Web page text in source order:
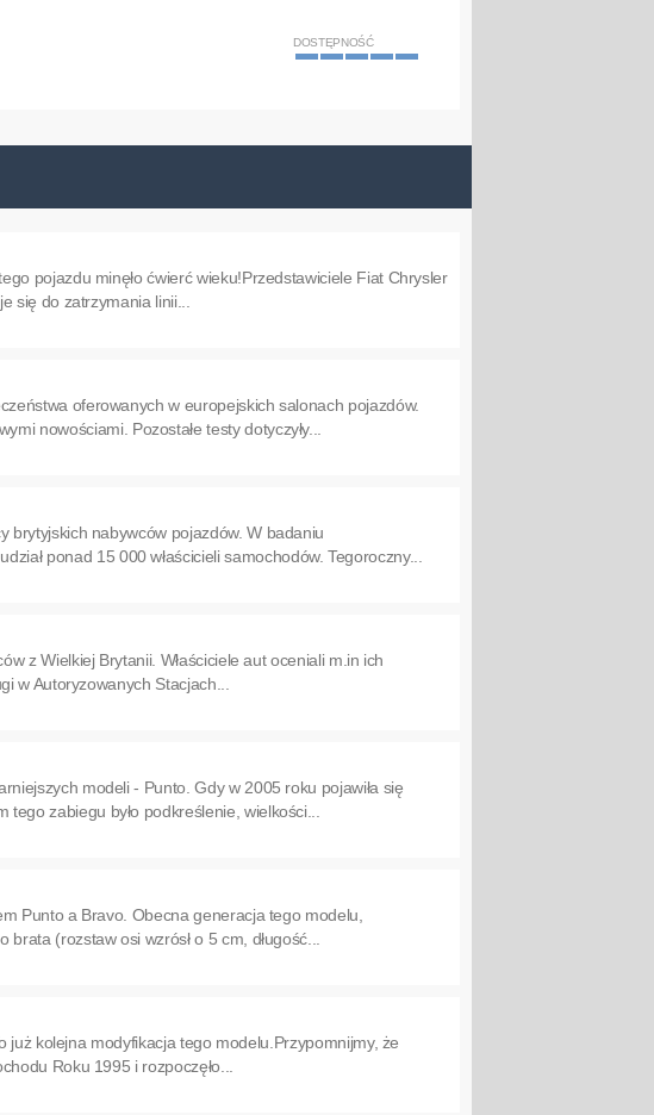
DOSTĘPNOŚĆ
pojazdu minęło ćwierć wieku!Przedstawiciele Fiat Chrysler
się do zatrzymania linii...
oferowanych w europejskich salonach pojazdów.
nowościami. Pozostałe testy dotyczyły...
brytyjskich nabywców pojazdów. W badaniu
ponad 15 000 właścicieli samochodów. Tegoroczny...
z Wielkiej Brytanii. Właściciele aut oceniali m.in ich
w Autoryzowanych Stacjach...
modeli - Punto. Gdy w 2005 roku pojawiła się
zabiegu było podkreślenie, wielkości...
Punto a Bravo. Obecna generacja tego modelu,
(rozstaw osi wzrósł o 5 cm, długość...
kolejna modyfikacja tego modelu.Przypomnijmy, że
Roku 1995 i rozpoczęło...